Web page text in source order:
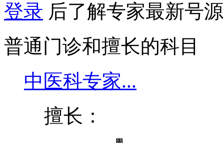
登录 后了解专家最新号
普通门诊和擅长的科目
中医科专家...
擅长：